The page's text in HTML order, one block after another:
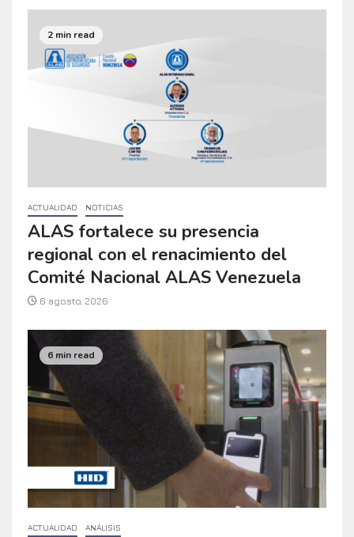
2 min read
ACTUALIDAD NOTICIAS
ALAS fortalece su presencia
regional con el renacimiento del
Comité Nacional ALAS Venezuela
6 agosto, 2026
6 min read
ACTUALIDAD ANÁLISIS